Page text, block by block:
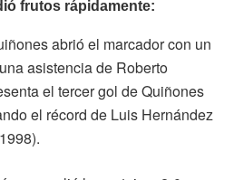
frutos rápidamente:
abrió el marcador con un
asistencia de Roberto
el tercer gol de Quiñones
el récord de Luis Hernández